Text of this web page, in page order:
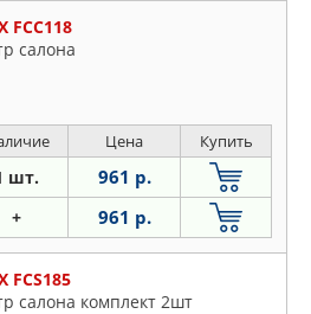
FCC118
салона
Цена Купить
шт. 961 р.
+ 961 р.
FCS185
салона комплект 2шт